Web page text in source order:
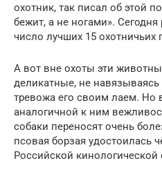
охотник, так писал об этой
бежит, а не ногами». Сегодня
число лучших 15 охотничьих
А вот вне охоты эти
деликатные, не
тревожа его своим лаем. Но
аналогичной к ним
собаки переносят очень
псовая борзая удостоилась
Российской кинологической